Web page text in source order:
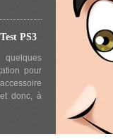
PS3
pour
donc, à